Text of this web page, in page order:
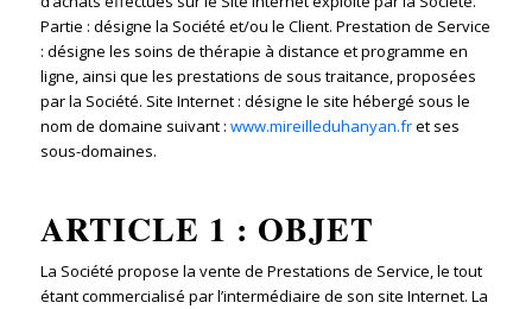
Partie : désigne la Société et/ou le Client. Prestation de Service
: désigne les soins de thérapie à distance et programme en
ligne, ainsi que les prestations de sous traitance, proposées
par la Société. Site Internet : désigne le site hébergé sous le
nom de domaine suivant : www.mireilleduhanyan.fret ses
sous-domaines.
ARTICLE 1 : OBJET
La Société propose la vente de Prestations de Service, le tout
étant commercialisé par l’intermédiaire de son site Internet. La